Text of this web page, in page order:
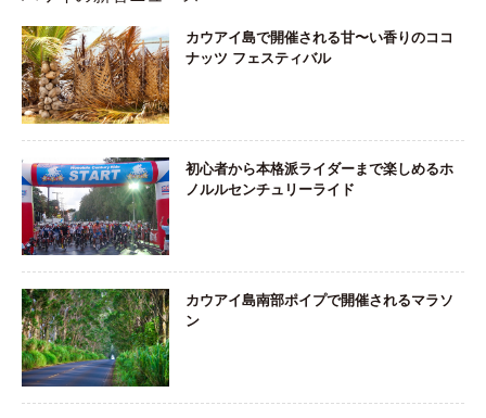
カウアイ島で開催される甘〜い香りのココ
ナッツ フェスティバル
初心者から本格派ライダーまで楽しめるホ
ノルルセンチュリーライド
カウアイ島南部ポイプで開催されるマラソ
ン